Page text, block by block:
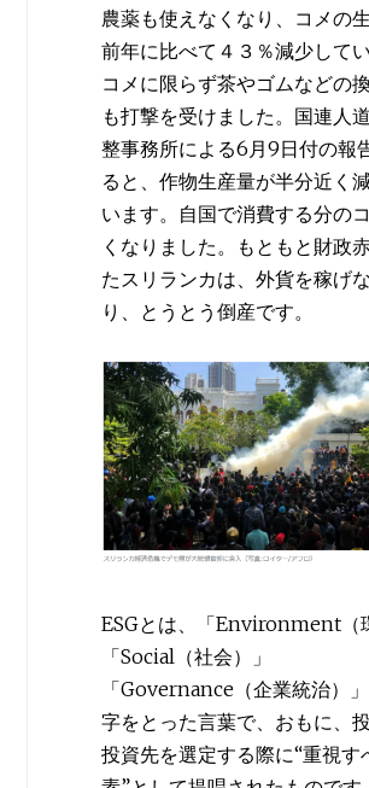
農薬も使えなくなり、コメの
前年に比べて４３％減少してい
コメに限らず茶やゴムなどの
も打撃を受けました。国連人
整事務所による6月9日付の報
ると、作物生産量が半分近く
います。自国で消費する分の
くなりました。もともと財政
たスリランカは、外貨を稼げ
り、とうとう倒産です。
ESGとは、「Environment（
「Social（社会）」
「Governance（企業統治）
字をとった言葉で、おもに、
投資先を選定する際に“重視す